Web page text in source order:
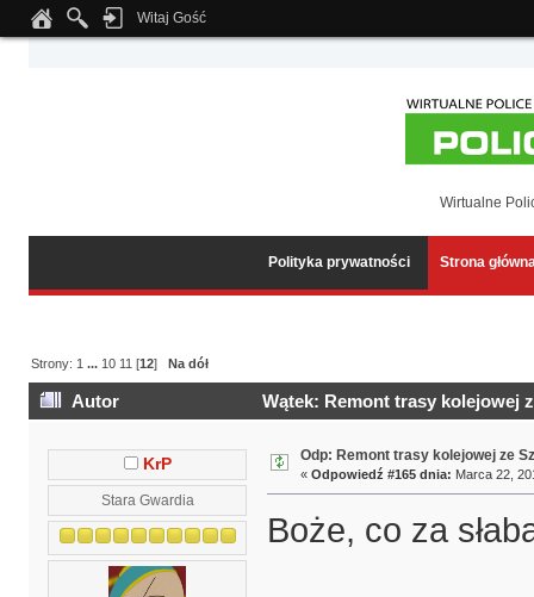
Notice: Undefined index: tapatalk_body_hook in
Witaj Gość
Wirtualne
Polityka prywatności Strona
Strony: 1 ... 10 11 [12]Na dół
Autor Wątek: Remont trasy kolejowej
KrP
Stara Gwardia
Odp: Remont trasy kolejowej ze
« Odpowiedź #165 dnia: Marca 22,
Boże, co za